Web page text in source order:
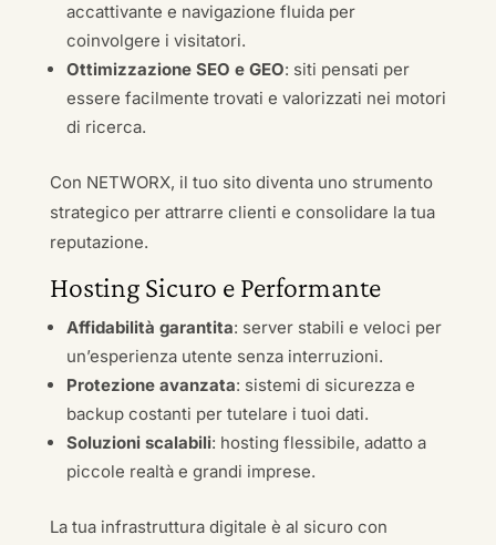
accattivante e navigazione fluida per
coinvolgere i visitatori.
Ottimizzazione SEO e GEO: siti pensati per
essere facilmente trovati e valorizzati nei motori
di ricerca.
Con NETWORX, il tuo sito diventa uno strumento
strategico per attrarre clienti e consolidare la tua
reputazione.
Hosting Sicuro e Performante
Affidabilità garantita: server stabili e veloci per
un’esperienza utente senza interruzioni.
Protezione avanzata: sistemi di sicurezza e
backup costanti per tutelare i tuoi dati.
Soluzioni scalabili: hosting flessibile, adatto a
piccole realtà e grandi imprese.
La tua infrastruttura digitale è al sicuro con